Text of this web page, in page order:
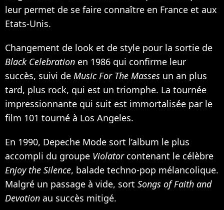
leur permet de se faire connaître en France et aux
Etats-Unis.
Changement de look et de style pour la sortie de
Black Celebration en 1986 qui confirme leur
succès, suivi de Music For The Masses un an plus
tard, plus rock, qui est un triomphe. La tournée
impressionnante qui suit est immortalisée par le
film 101 tourné à Los Angeles.
En 1990, Depeche Mode sort l’album le plus
accompli du groupe Violatorcontenant le célèbre
Enjoy the Silence, balade techno-pop mélancolique.
Malgré un passage à vide, sort Songs of Faith and
Devotion au succès mitigé.